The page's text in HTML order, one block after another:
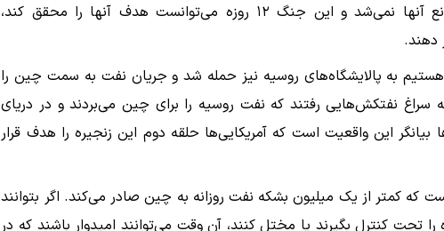
تحت کنترل می‌گرفتند و ایران مانع آنها نمی‌شد و این جنگ ۱۲ روزه می‌توانست هدف آنها را محقق کند،
دهند.
به پالایشگاه‌های روسیه نیز حمله شد و جریان نفت به سمت چین را
سراغ نفتکش‌هایی رفتند که نفت روسیه را برای چین می‌بردند و در دریای
بیانگر این واقعیت است که آمریکایی‌ها حلقه دوم این زنجیره را هدف قرار
که کمتر از یک میلیون بشکه نفت روزانه به چین صادر می‌کند. اگر بتوانند
را تحت کنترل بگیرند یا مختل کنند، آن وقت می‌توانند امیدوار باشند که در